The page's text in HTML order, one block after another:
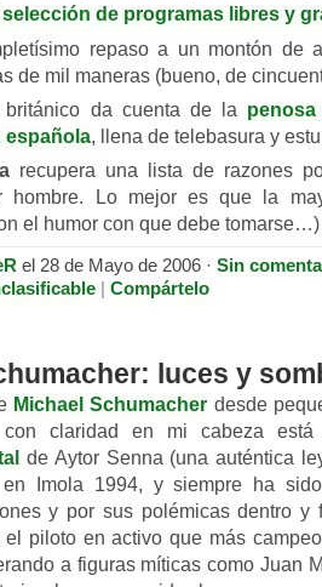
de programas libres y
repaso a un montón de
de mil maneras (bueno, de
británico da cuenta de la
española, llena de telebasura y
recupera una lista de razones
hombre. Lo mejor es que la
el humor con que debe tomarse…)
el 28 de Mayo de 2006 · Sin
| Compártelo
luces y
Michael Schumacher desde
con claridad en mi cabeza
de Aytor Senna (una auténtica
Imola 1994, y siempre ha
y por sus polémicas dentro y
el piloto en activo que más
a figuras míticas como Juan